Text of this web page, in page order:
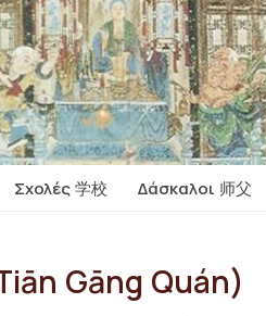
Σχολές 学校 Δάσκαλοι 师父
Gāng Quán)